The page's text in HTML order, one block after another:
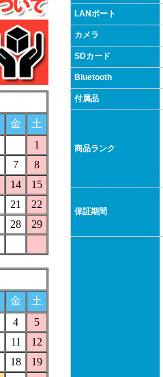
LANポート
カメラ
SDカード
Bluetooth
付属品
商品ランク
保証期間